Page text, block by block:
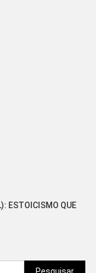
ESTOICISMO QUE
Pesquisar